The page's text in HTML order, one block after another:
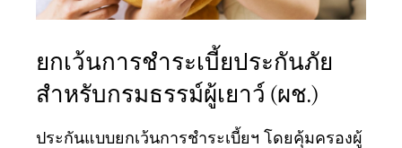
ยกเว้นการชำระเบี้ยประกันภัย
สำหรับกรมธรรม์ผู้เยาว์ (ผช.)
ประกันแบบยกเว้นการชำระเบี้ยฯ โดยคุ้มครองผู้